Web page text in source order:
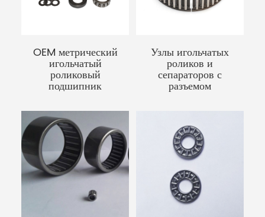
OEM метрический
игольчатый
роликовый
подшипник
Узлы игольчатых
роликов и
сепараторов с
разъемом